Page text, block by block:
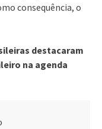
consequência, o
destacaram
na agenda